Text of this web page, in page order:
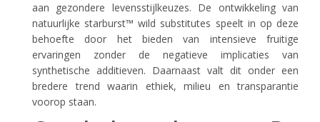
aan gezondere levensstijlkeuzes. De ontwikkeling van
natuurlijke starburst™ wild substitutes speelt in op deze
behoefte door het bieden van intensieve fruitige
ervaringen zonder de negatieve implicaties van
synthetische additieven. Daarnaast valt dit onder een
bredere trend waarin ethiek, milieu en transparantie
voorop staan.